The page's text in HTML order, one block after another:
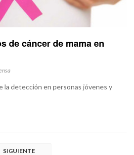
de cáncer de mama en
la detección en personas jóvenes y
SIGUIENTE